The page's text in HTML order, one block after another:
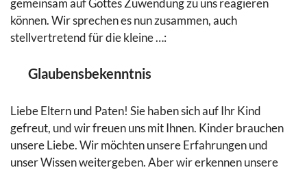
gemeinsam auf Gottes Zuwendung zu uns reagieren
können. Wir sprechen es nun zusammen, auch
stellvertretend für die kleine …:
Glaubensbekenntnis
Liebe Eltern und Paten! Sie haben sich auf Ihr Kind
gefreut, und wir freuen uns mit Ihnen. Kinder brauchen
unsere Liebe. Wir möchten unsere Erfahrungen und
unser Wissen weitergeben. Aber wir erkennen unsere